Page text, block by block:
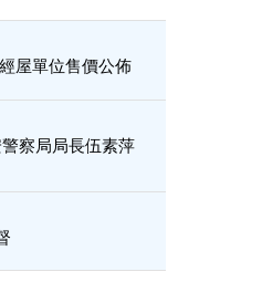
屋單位售價公佈
察局局長伍素萍